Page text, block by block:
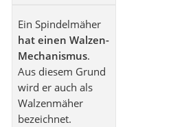
Ein Spindelmäher
hat einen Walzen-
Mechanismus.
Aus diesem Grund
wird er auch als
Walzenmäher
bezeichnet.